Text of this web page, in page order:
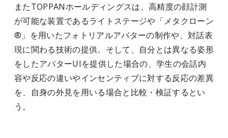
またTOPPANホールディングスは、高精度の顔計測
が可能な装置であるライトステージや「メタクローン
®」を用いたフォトリアルアバターの制作や、対話表
現に関わる技術の提供。そして、自分とは異なる姿形
をしたアバターUIを提供した場合の、学生の会話内
容や反応の違いやインセンティブに対する反応の差異
を、自身の外見を用いる場合と比較・検証するとい
う。